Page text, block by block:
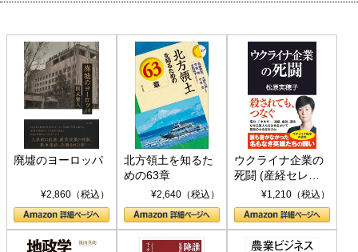
廃墟のヨーロッパ
¥2,860（税込）
北方領土を知るた
めの63章
¥2,640（税込）
ウクライナ企業の
死闘 (産経セレク
ト S 039)¥1,210（税込）